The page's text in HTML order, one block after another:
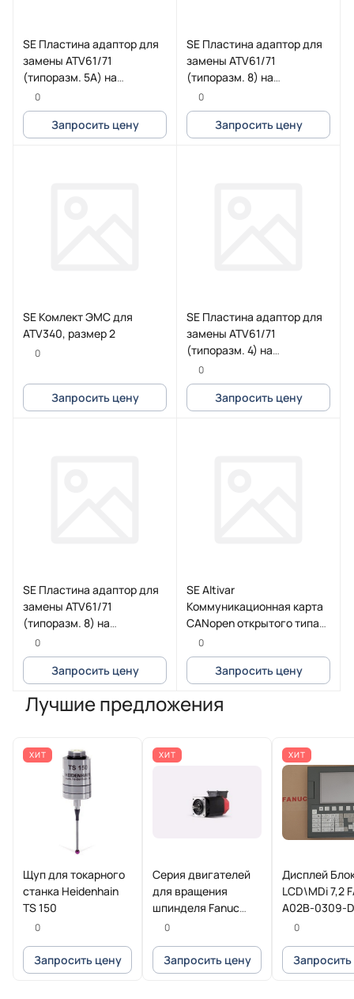
SE Пластина адаптор для
замены ATV61/71
(типоразм. 5А) на
ATV600/900 (типоразм. 2)
0
Запросить цену
SE Пластина адаптор для
замены ATV61/71
(типоразм. 8) на
ATV600/900 (типоразм. 4)
0
Запросить цену
SE Комлект ЭМС для
ATV340, размер 2
0
Запросить цену
SE Пластина адаптор для
замены ATV61/71
(типоразм. 4) на
ATV600/900 (типоразм. 2)
0
Запросить цену
SE Пластина адаптор для
замены ATV61/71
(типоразм. 8) на
ATV600/900 (типоразм. 5)
0
Запросить цену
SE Altivar
Коммуникационная карта
CANopen открытого типа
для ATV32
0
Запросить цену
Лучшие предложения
ХИТ
Щуп для токарного
станка Heidenhain
TS 150
0
Запросить цену
ХИТ
Серия двигателей
для вращения
шпинделя Fanuc
Beta iI
0
Запросить цену
ХИТ
Дисплей
LCD\MDi 7,2
A02B-0309-
0